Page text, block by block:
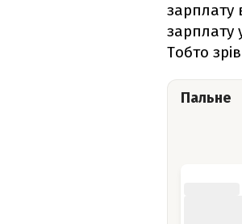
зарплату
зарплату
Тобто
Пальне